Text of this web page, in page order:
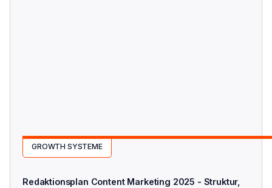
GROWTH SYSTEME
Redaktionsplan Content Marketing 2025 - Struktur,